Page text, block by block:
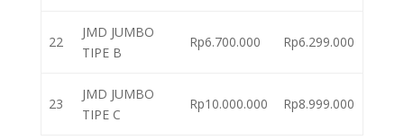
22
JMD JUMBO
TIPE B
Rp6.700.000 Rp6.299.000
23
JMD JUMBO
TIPE C
Rp10.000.000 Rp8.999.000